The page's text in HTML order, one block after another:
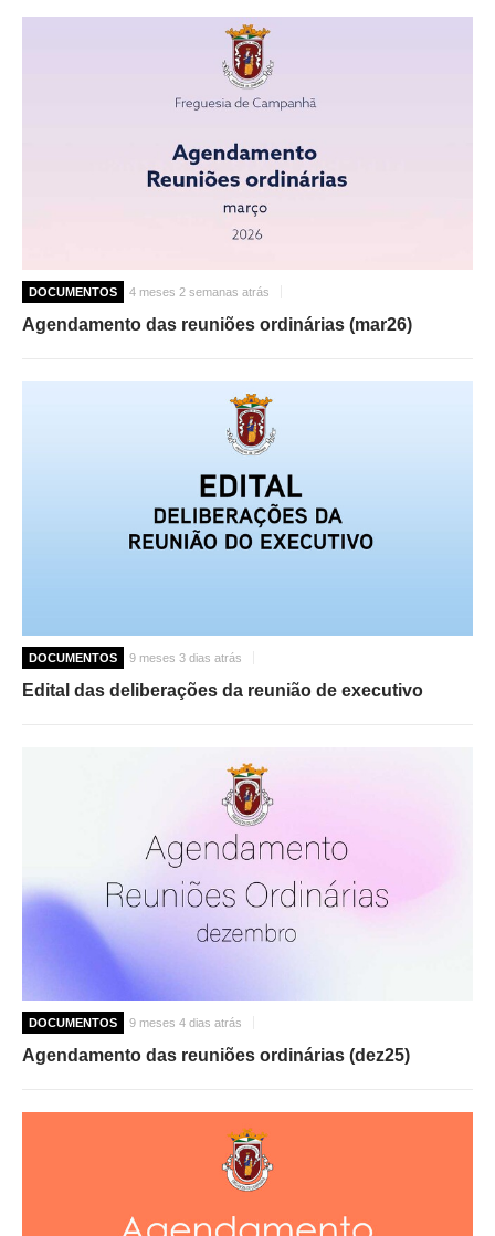
DOCUMENTOS 4 meses 2 semanas atrás
Agendamento das reuniões ordinárias (mar26)
DOCUMENTOS 9 meses 3 dias atrás
Edital das deliberações da reunião de executivo
DOCUMENTOS 9 meses 4 dias atrás
Agendamento das reuniões ordinárias (dez25)